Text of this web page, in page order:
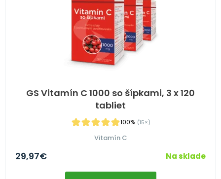
GS Vitamín C 1000 so šípkami, 3 x 120
tabliet
100% (15×)
Vitamín C
29,97€ Na sklade